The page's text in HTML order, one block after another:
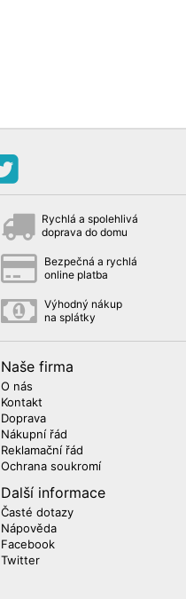
Rychlá a spolehlivá
doprava do domu
Bezpečná a rychlá
online platba
Výhodný nákup
na splátky
Naše firma
O nás
Kontakt
Doprava
Nákupní řád
Reklamační řád
Ochrana soukromí
Další informace
Časté dotazy
Nápověda
Facebook
Twitter